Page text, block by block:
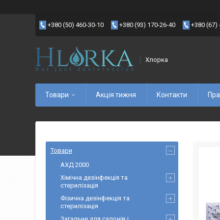
+380 (50) 460-30-10 +380 (93) 170-26-40 +380 (67)
Хлорка
Товари Акція тижня Контакти
Товари
АХД 2000
Хімічна дезінфекція та
стерилізація
Фізична дезінфекція та
стерилізація